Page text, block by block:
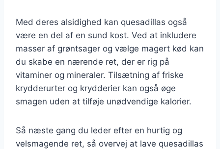
Med deres alsidighed kan quesadillas også
være en del af en sund kost. Ved at inkludere
masser af grøntsager og vælge magert kød kan
du skabe en nærende ret, der er rig på
vitaminer og mineraler. Tilsætning af friske
krydderurter og krydderier kan også øge
smagen uden at tilføje unødvendige kalorier.
Så næste gang du leder efter en hurtig og
velsmagende ret, så overvej at lave quesadillas